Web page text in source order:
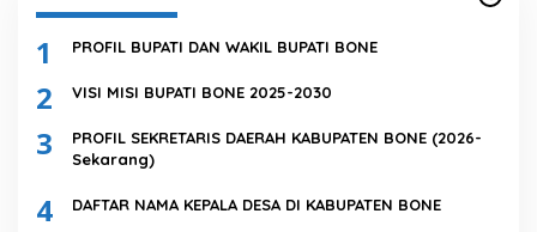
1 PROFIL BUPATI DAN WAKIL BUPATI BONE
2 VISI MISI BUPATI BONE 2025-2030
3
PROFIL SEKRETARIS DAERAH KABUPATEN BONE (2026-
Sekarang)
4 DAFTAR NAMA KEPALA DESA DI KABUPATEN BONE